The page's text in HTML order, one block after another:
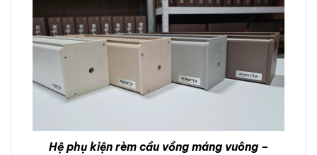
Hệ phụ kiện rèm cầu vồng máng vuông –